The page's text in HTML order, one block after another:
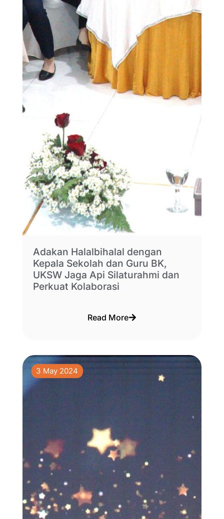
Read More
Adakan Halalbihalal dengan
Kepala Sekolah dan Guru BK,
UKSW Jaga Api Silaturahmi dan
Perkuat Kolaborasi
3 May 2024